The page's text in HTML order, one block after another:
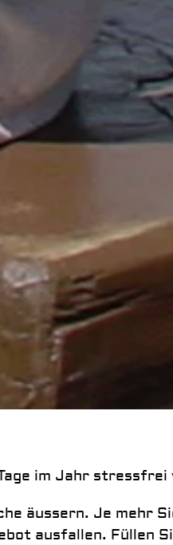
im Jahr stressfrei
äussern. Je mehr
ausfallen. Füllen